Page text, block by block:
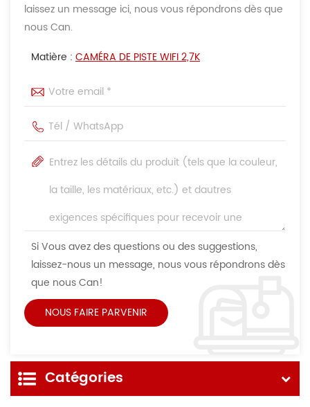
laissez un message ici, nous vous répondrons dès que
nous Can.
Matière : CAMÉRA DE PISTE WIFI 2,7K
Si Vous avez des questions ou des suggestions,
laissez-nous un message, nous vous répondrons dès
que nous Can!
Catégories